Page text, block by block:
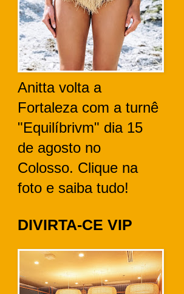
Anitta volta a
Fortaleza com a turnê
"Equilíbrivm" dia 15
de agosto no
Colosso. Clique na
foto e saiba tudo!
DIVIRTA-CE VIP